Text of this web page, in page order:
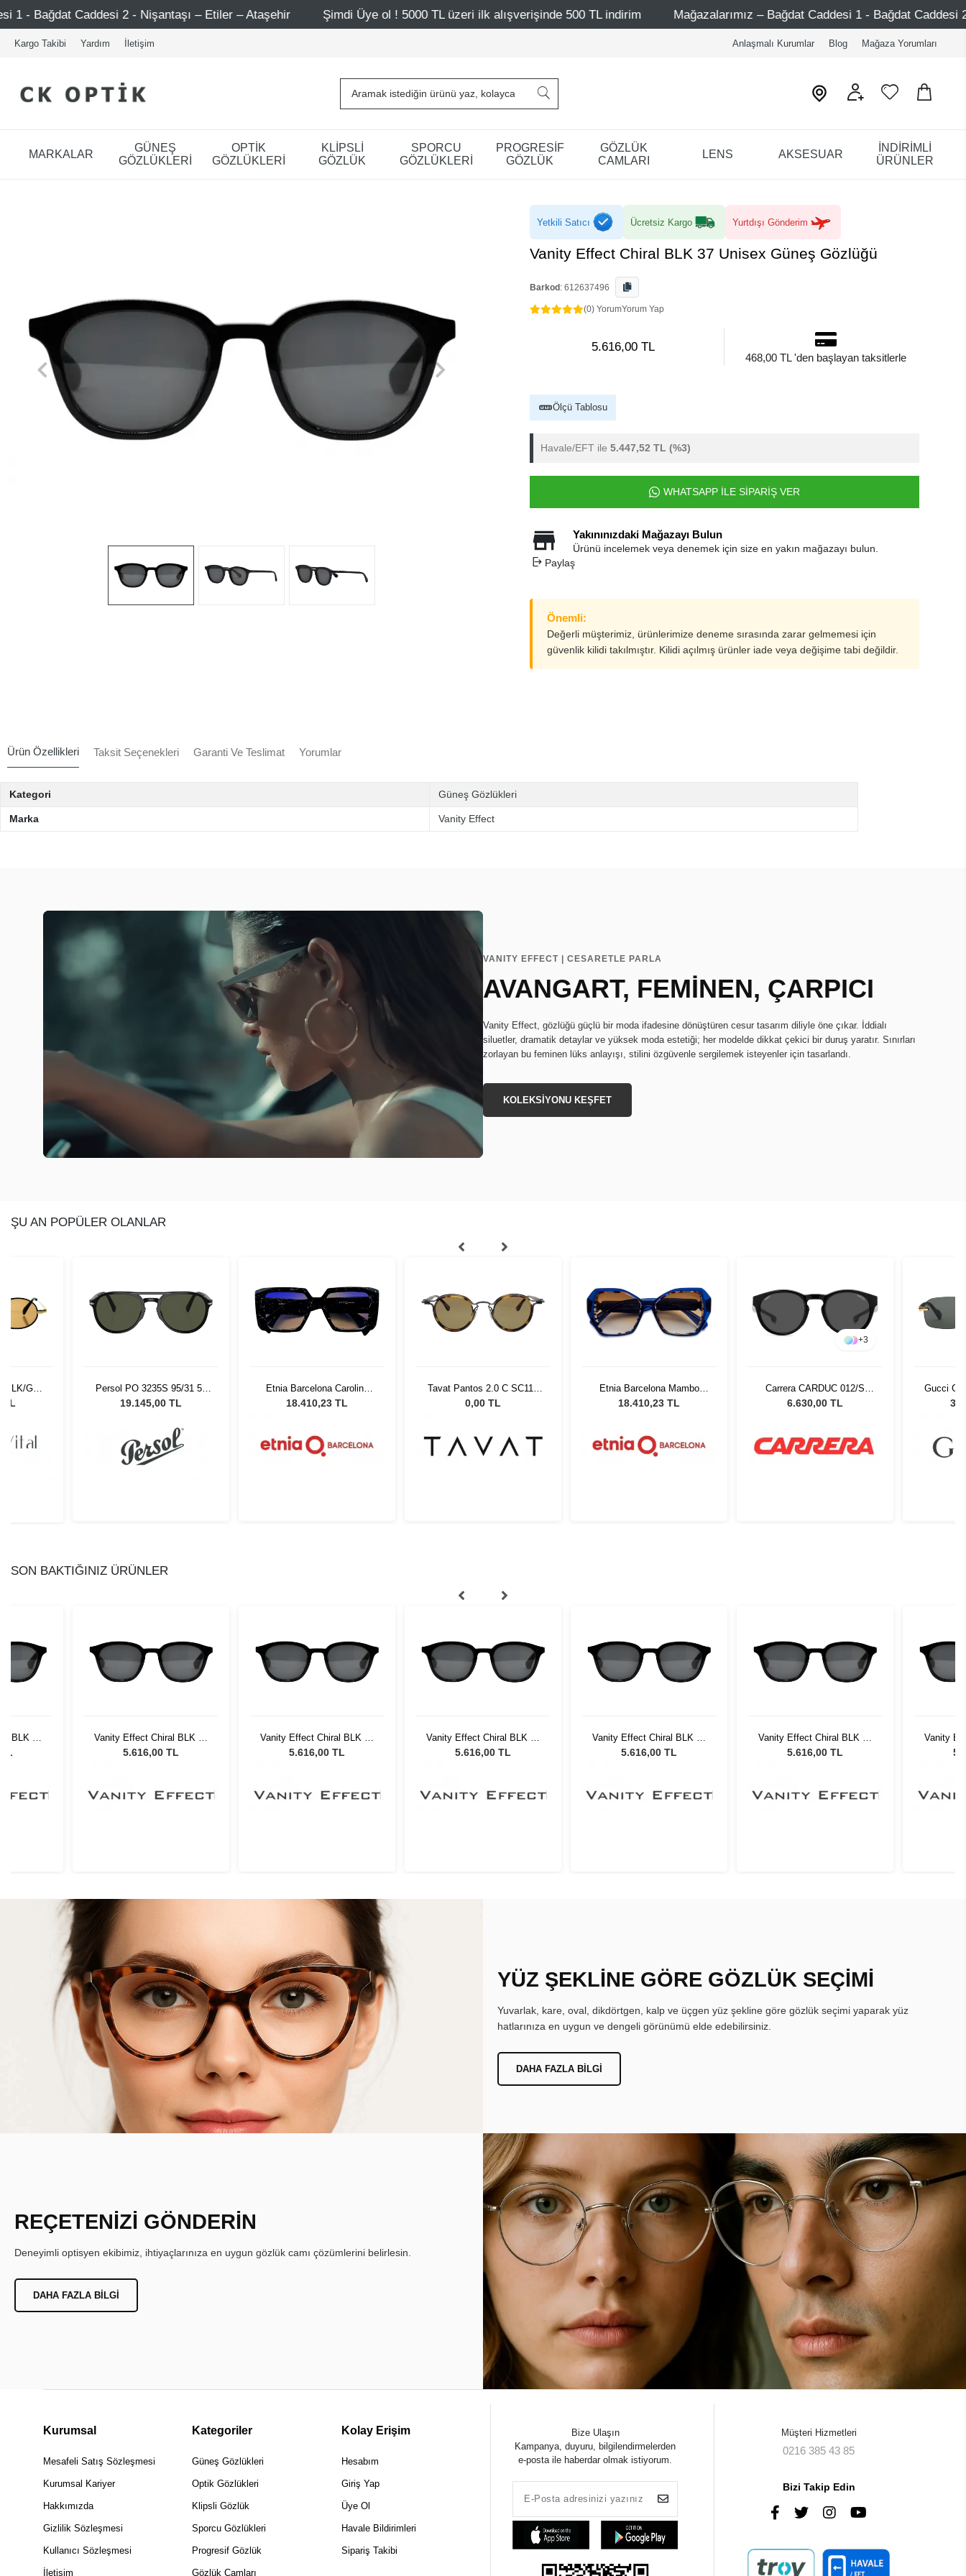
2 - Nişantaşı – Etiler – Ataşehir Şimdi Üye ol ! 5000 TL üzeri ilk alışverişinde 500 TL indirim Mağazalarımız – Bağdat Caddesi 1 - Bağdat Caddesi 2 - Nişantaşı –
Kargo Takibi Yardım İletişim Anlaşmalı Kurumlar Blog Mağaza Yorumları
MARKALAR
GÜNEŞ
GÖZLÜKLERİ
OPTİK
GÖZLÜKLERİ
KLİPSLİ
GÖZLÜK
SPORCU
GÖZLÜKLERİ
PROGRESİF
GÖZLÜK
GÖZLÜK
CAMLARI
LENS AKSESUAR
İNDİRİMLİ
ÜRÜNLER
Yetkili Satıcı Ücretsiz Kargo Yurtdışı Gönderim
Vanity Effect Chiral BLK 37 Unisex Güneş Gözlüğü
Barkod : 612637496
(0) YorumYorum Yap
5.616,00 TL
468,00 TL 'den başlayan taksitlerle
Ölçü Tablosu
Havale/EFT ile 5.447,52 TL (%3)
WHATSAPP İLE SİPARİŞ VER
Yakınınızdaki Mağazayı Bulun
Ürünü incelemek veya denemek için size en yakın mağazayı bulun.
Paylaş
Önemli:
Değerli müşterimiz, ürünlerimize deneme sırasında zarar gelmemesi için
güvenlik kilidi takılmıştır. Kilidi açılmış ürünler iade veya değişime tabi değildir.
Ürün Özellikleri Taksit Seçenekleri Garanti Ve Teslimat Yorumlar
Kategori Güneş Gözlükleri
Marka Vanity Effect
VANITY EFFECT | CESARETLE PARLA
AVANGART, FEMİNEN, ÇARPICI
Vanity Effect, gözlüğü güçlü bir moda ifadesine dönüştüren cesur tasarım diliyle öne çıkar. İddialı
siluetler, dramatik detaylar ve yüksek moda estetiği; her modelde dikkat çekici bir duruş yaratır. Sınırları
zorlayan bu feminen lüks anlayışı, stilini özgüvenle sergilemek isteyenler için tasarlandı.
KOLEKSİYONU KEŞFET
ŞU AN POPÜLER OLANLAR
BLK/GLD
TL
Persol PO 3235S 95/31 55
Unisex Güneş Gözlüğü
19.145,00 TL
Etnia Barcelona Carolina
BKBL 52
18.410,23 TL
Tavat Pantos 2.0 C SC117
CPL DHM SI
0,00 TL
Etnia Barcelona Mambo
No.8 BLHV 54
18.410,23 TL
+3
Carrera CARDUC 012/S
807H4 51 Unisex Güneş
6.630,00 TL
Gucci
SON BAKTIĞINIZ ÜRÜNLER
BLK 37
Vanity Effect Chiral BLK 37
Unisex Güneş Gözlüğü
5.616,00 TL
Vanity Effect Chiral BLK 37
Unisex Güneş Gözlüğü
5.616,00 TL
Vanity Effect Chiral BLK 37
Unisex Güneş Gözlüğü
5.616,00 TL
Vanity Effect Chiral BLK 37
Unisex Güneş Gözlüğü
5.616,00 TL
Vanity Effect Chiral BLK 37
Unisex Güneş Gözlüğü
5.616,00 TL
Vanity
YÜZ ŞEKLİNE GÖRE GÖZLÜK SEÇİMİ
Yuvarlak, kare, oval, dikdörtgen, kalp ve üçgen yüz şekline göre gözlük seçimi yaparak yüz
hatlarınıza en uygun ve dengeli görünümü elde edebilirsiniz.
DAHA FAZLA BILGI
REÇETENİZİ GÖNDERİN
Deneyimli optisyen ekibimiz, ihtiyaçlarınıza en uygun gözlük camı çözümlerini belirlesin.
DAHA FAZLA BILGI
Kurumsal
Mesafeli Satış Sözleşmesi
Kurumsal Kariyer
Hakkımızda
Gizlilik Sözleşmesi
Kullanıcı Sözleşmesi
İletişim
Kategoriler
Güneş Gözlükleri
Optik Gözlükleri
Klipsli Gözlük
Sporcu Gözlükleri
Progresif Gözlük
Gözlük Camları
Kolay Erişim
Hesabım
Giriş Yap
Üye Ol
Havale Bildirimleri
Sipariş Takibi
Bize Ulaşın
Kampanya, duyuru, bilgilendirmelerden
e-posta ile haberdar olmak istiyorum.
Müşteri Hizmetleri
0216 385 43 85
Bizi Takip Edin